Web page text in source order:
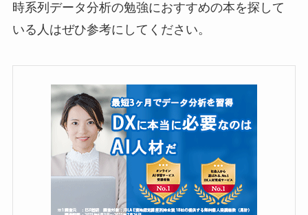
時系列データ分析の勉強におすすめの本を探して
いる人はぜひ参考にしてください。